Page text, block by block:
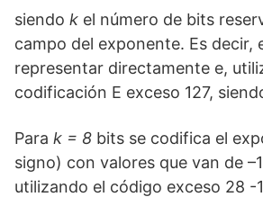
siendo k el número de bits
campo del exponente. Es decir,
representar directamente e,
codificación E exceso 127,
Para k = 8 bits se codifica el
signo) con valores que van de
utilizando el código exceso 28 -